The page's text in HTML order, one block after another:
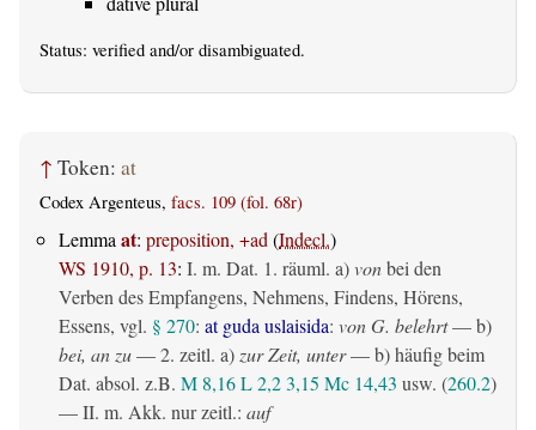
Status: verified and/or disambiguated.
↑ Token: at
Codex Argenteus, facs. 109 (fol. 68r)
Lemma at: preposition, +ad (Indecl.)
WS 1910, p. 13: I. m. Dat. 1. räuml. a)vonbei den
Verben des Empfangens, Nehmens, Findens, Hörens,
Essens, vgl. § 270: at guda uslaisida: von G. belehrt— b)
bei, an zu— 2. zeitl. a) zur Zeit, unter— b) häufig beim
Dat. absol. z.B. M 8,16L 2,23,15 Mc 14,43 usw. (260.2)
— II. m. Akk. nur zeitl.: auf